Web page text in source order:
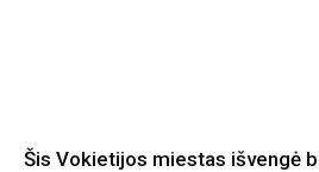
Šis Vokietijos miestas išvengė